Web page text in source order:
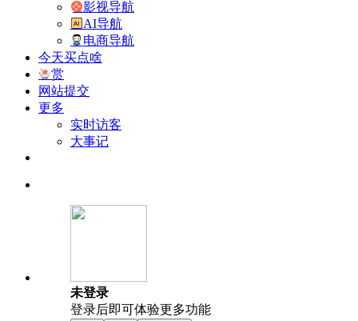
影视导航
AI导航
电商导航
今天买点啥
赏
网站提交
更多
实时访客
大事记
未登录
登录后即可体验更多功能